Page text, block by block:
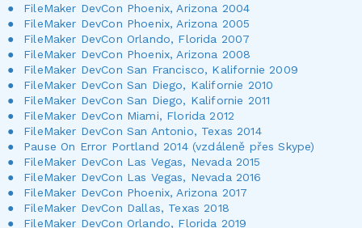
FileMaker DevCon Phoenix, Arizona 2004
FileMaker DevCon Phoenix, Arizona 2005
FileMaker DevCon Orlando, Florida 2007
FileMaker DevCon Phoenix, Arizona 2008
FileMaker DevCon San Francisco, Kalifornie 2009
FileMaker DevCon San Diego, Kalifornie 2010
FileMaker DevCon San Diego, Kalifornie 2011
FileMaker DevCon Miami, Florida 2012
FileMaker DevCon San Antonio, Texas 2014
Pause On Error Portland 2014 (vzdáleně přes Skype)
FileMaker DevCon Las Vegas, Nevada 2015
FileMaker DevCon Las Vegas, Nevada 2016
FileMaker DevCon Phoenix, Arizona 2017
FileMaker DevCon Dallas, Texas 2018
FileMaker DevCon Orlando, Florida 2019